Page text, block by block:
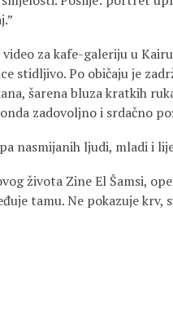
za kafe-galeriju u
stidljivo. Po običaju je
šarena bluza kratkih
zadovoljno i srdačno
nasmijanih ljudi, mladi i
života Zine El Šamsi,
tamu. Ne pokazuje krv,